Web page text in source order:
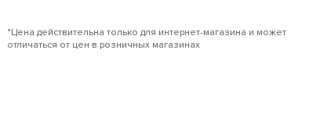
*Цена действительна только для интернет-магазина и может
отличаться от цен в розничных магазинах